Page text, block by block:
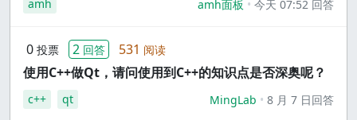
amh amh面板 今天 07:52 回答
0 投票 2 回答 531 阅读
使用C++做Qt，请问使用到C++的知识点是否深奥呢？
c++ qt MingLab 8 月 7 日回答